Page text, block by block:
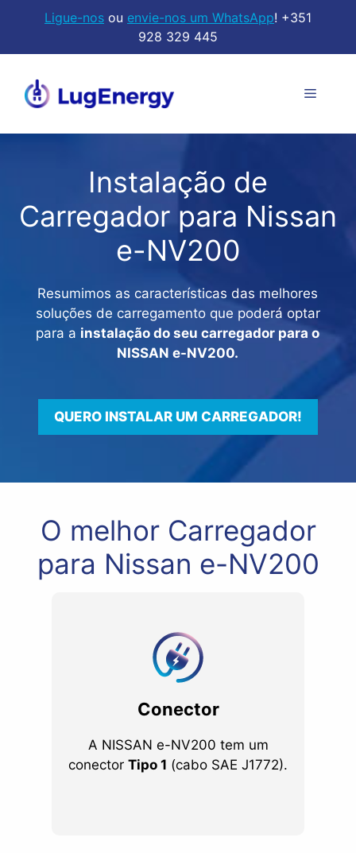
Ligue-nos ou envie-nos um WhatsApp! +351
928 329 445
Menu
Instalação de
Carregador para Nissan
e-NV200
Resumimos as características das melhores
soluções de carregamento que poderá optar
para a instalação do seu carregador para o
NISSAN e-NV200.
QUERO INSTALAR UM CARREGADOR!
O melhor Carregador
para Nissan e-NV200
Conector
A NISSAN e-NV200 tem um
conector Tipo 1 (cabo SAE J1772).